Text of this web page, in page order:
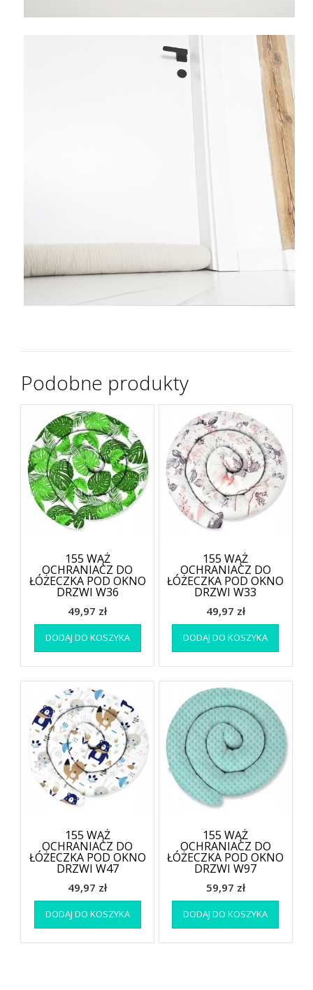
Podobne produkty
155 WĄŻ
OCHRANIACZ DO
ŁÓŻECZKA POD OKNO
DRZWI W36
49,97 zł
DODAJ DO KOSZYKA
155 WĄŻ
OCHRANIACZ DO
ŁÓŻECZKA POD OKNO
DRZWI W33
49,97 zł
DODAJ DO KOSZYKA
155 WĄŻ
OCHRANIACZ DO
ŁÓŻECZKA POD OKNO
DRZWI W47
49,97 zł
DODAJ DO KOSZYKA
155 WĄŻ
OCHRANIACZ DO
ŁÓŻECZKA POD OKNO
DRZWI W97
59,97 zł
DODAJ DO KOSZYKA